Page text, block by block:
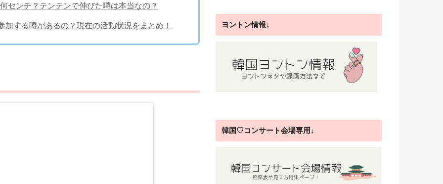
センチ？テンテンで伸びた噂は本当なの？
する噂があるの？現在の活動状況をまとめ！ ヨントン情報↓
韓国♡コンサート会場専用↓